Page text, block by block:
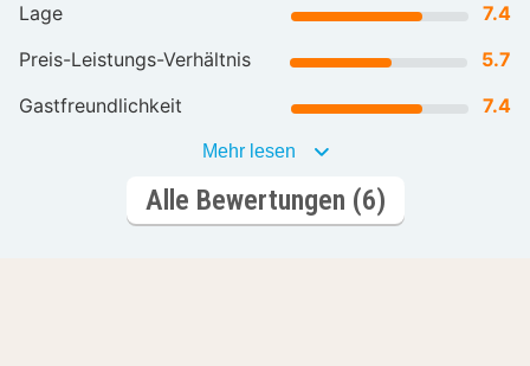
Lage
7.4
Preis-Leistungs-Verhältnis
5.7
Gastfreundlichkeit
7.4
Mehr lesen
Alle Bewertungen (6)